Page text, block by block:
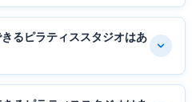
るピラティススタジオはあ